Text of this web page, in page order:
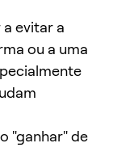
evitar a
ou a uma
"ganhar" de